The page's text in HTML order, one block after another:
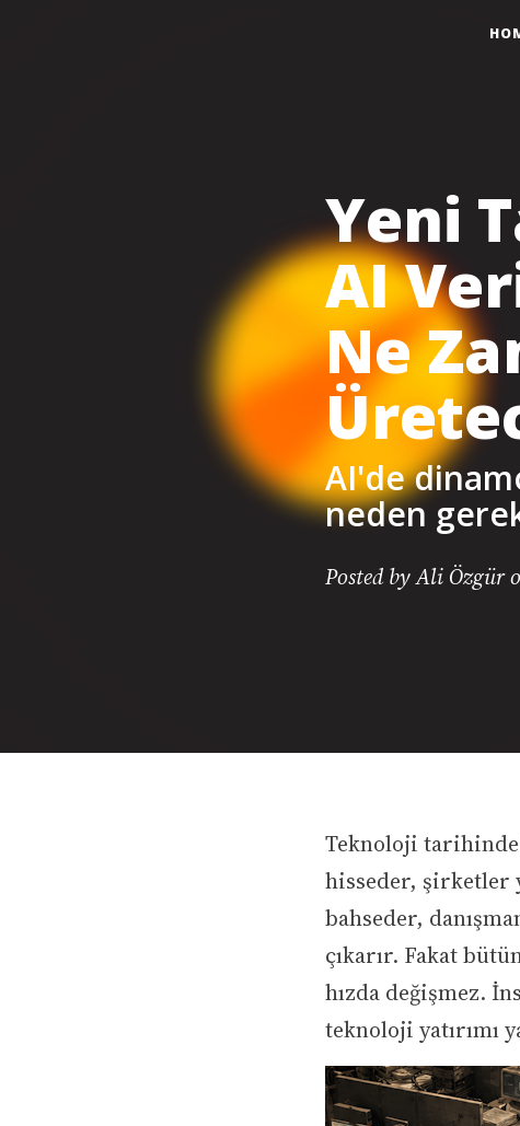
Yeni
AI
Ne
AI'de
neden
Posted by Ali Özgür
Teknoloji
hisseder, şirketler
bahseder,
çıkarır. Fakat
hızda değişmez.
teknoloji yatırımı